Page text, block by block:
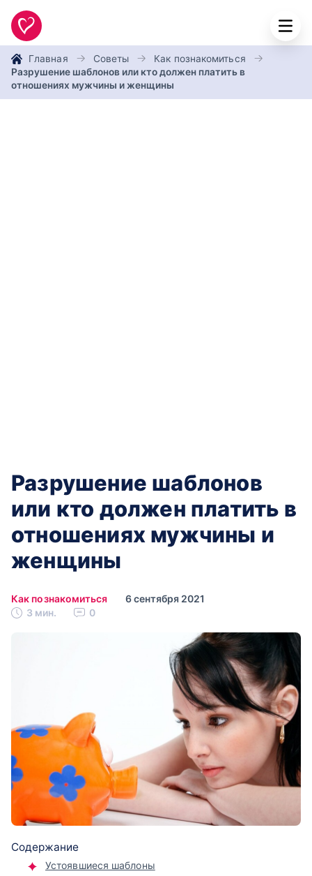
Главная Советы
Как познакомиться
Разрушение шаблонов или кто должен платить в
отношениях мужчины и женщины
Разрушение шаблонов
или кто должен платить в
отношениях мужчины и
женщины
Как познакомиться
6 сентября 2021
3 мин.
0
Содержание
Устоявшиеся шаблоны